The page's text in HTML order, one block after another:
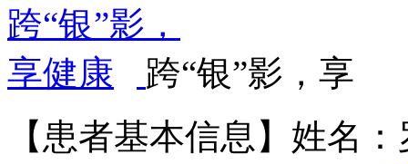
跨“银”影，享
【患者基本信息】姓名